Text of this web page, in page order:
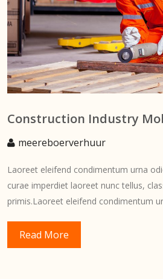
Construction Industry
meereboerverhuur
Laoreet eleifend condimentum urna
curae imperdiet laoreet nunc tellus,
primis.Laoreet eleifend condimentum
Read More